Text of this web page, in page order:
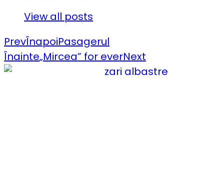
View all posts
PrevÎnapoiPasagerul
Înainte„Mircea” for everNext